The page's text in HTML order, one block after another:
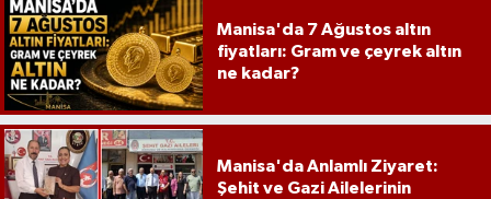
Manisa'da 7 Ağustos altın
fiyatları: Gram ve çeyrek altın
ne kadar?
Manisa'da Anlamlı Ziyaret:
Şehit ve Gazi Ailelerinin